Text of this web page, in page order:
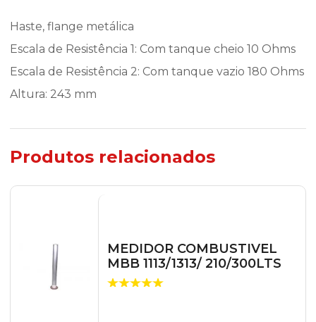
Haste, flange metálica
Escala de Resistência 1: Com tanque cheio 10 Ohms
Escala de Resistência 2: Com tanque vazio 180 Ohms
Altura: 243 mm
Produtos relacionados
MEDIDOR COMBUSTIVEL
MBB 1113/1313/ 210/300LTS